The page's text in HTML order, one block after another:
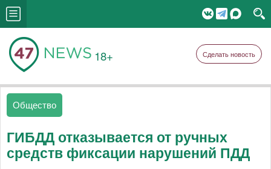
18+ Сделать новость
Общество
ГИБДД отказывается от ручных
средств фиксации нарушений ПДД